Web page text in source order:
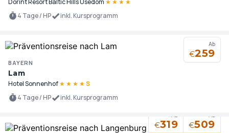
Dorint Resort Baltic Hills Usedom ★ ★ ★ ★
4 Tage / HP
inkl. Kursprogramm
Ab
€259
BAYERN
Lam
Hotel Sonnenhof★ ★ ★ ★S
4 Tage / HP
inkl. Kursprogramm
€319 €509